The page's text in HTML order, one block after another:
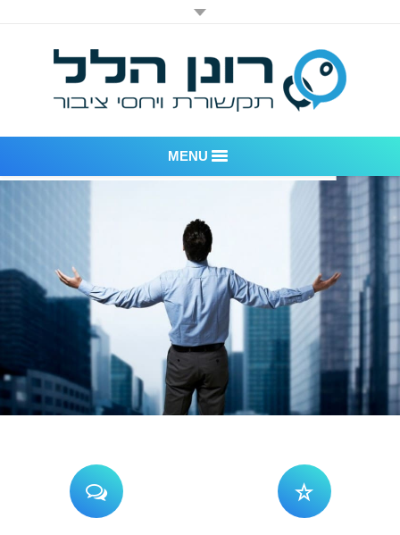
MENU
דוגמאות לעבודות שביצענו
לקוחות – משרד יחסי ציבור רונן הלל
חדר חדשות
המלצות
צור קשר